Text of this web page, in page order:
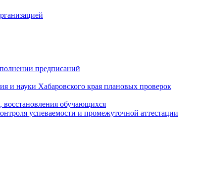
предписаний
и науки Хабаровского края плановых проверок
восстановления обучающихся
успеваемости и промежуточной аттестации